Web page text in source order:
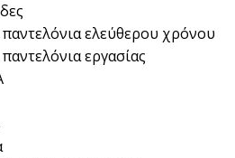
ελεύθερου χρόνου
εργασίας